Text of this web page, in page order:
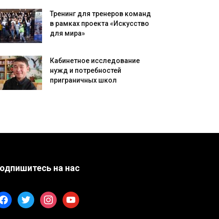
Тренинг для тренеров команд
в рамках проекта «Искусство
для мира»
Кабинетное исследование
нужд и потребностей
приграничных школ
на нас